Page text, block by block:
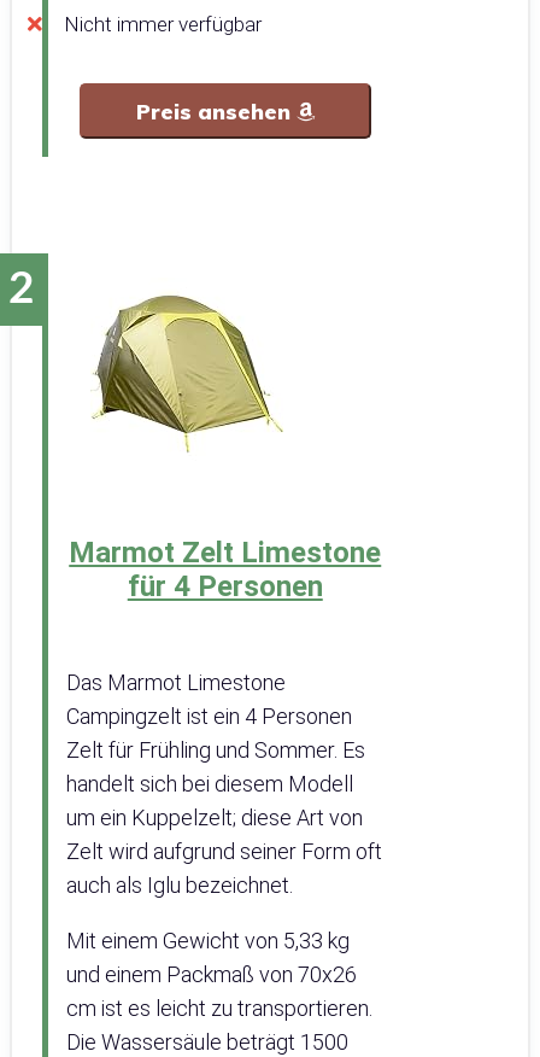
Nicht immer verfügbar
Preis ansehen
Marmot Zelt Limestone
für 4 Personen
Das Marmot Limestone
Campingzelt ist ein 4 Personen
Zelt für Frühling und Sommer. Es
handelt sich bei diesem Modell
um ein Kuppelzelt; diese Art von
Zelt wird aufgrund seiner Form oft
auch als Iglu bezeichnet.
Mit einem Gewicht von 5,33 kg
und einem Packmaß von 70x26
cm ist es leicht zu transportieren.
Die Wassersäule beträgt 1500